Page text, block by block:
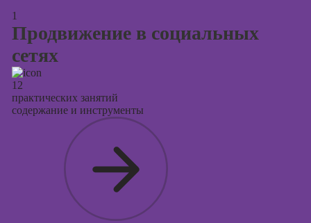
проектов
1
Продвижение в социальных
сетях
12
практических занятий
содержание и инструменты